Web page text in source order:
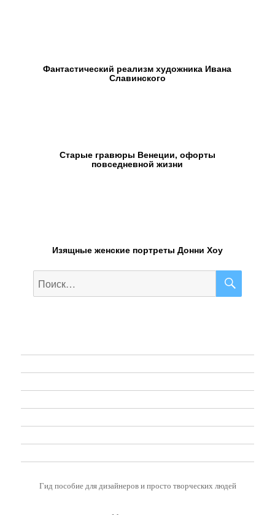
Фантастический реализм художника Ивана
Славинского
Старые гравюры Венеции, офорты
повседневной жизни
Изящные женские портреты Донни Хоу
Искать:
Гид пособие для дизайнеров и просто творческих людей